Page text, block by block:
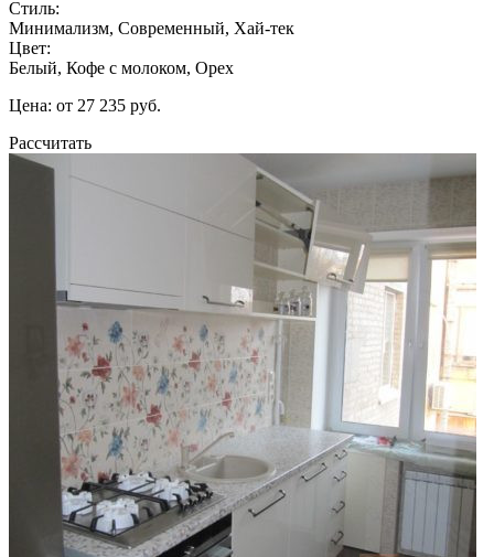
Стиль:
Минимализм, Современный, Хай-тек
Цвет:
Белый, Кофе с молоком, Орех
Цена: от 27 235 руб.
Рассчитать